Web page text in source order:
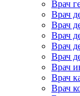
Врач
Врач
Врач
Врач
Врач
Врач
Врач
Врач
Врач